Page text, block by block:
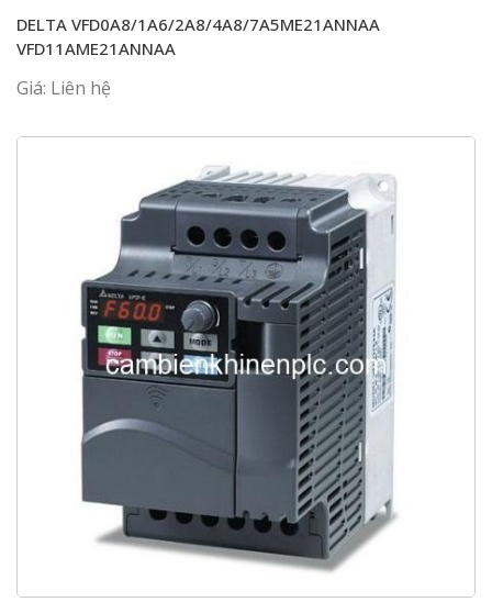
DELTA VFD0A8/1A6/2A8/4A8/7A5ME21ANNAA
VFD11AME21ANNAA
Giá: Liên hệ